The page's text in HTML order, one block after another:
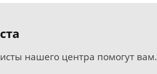
нашего центра помогут вам.